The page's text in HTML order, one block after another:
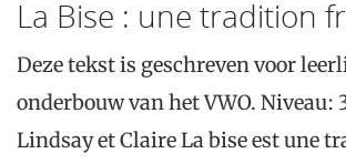
La Bise : une tradition
Deze tekst is geschreven voor
onderbouw van het VWO.
Lindsay et Claire La bise est une